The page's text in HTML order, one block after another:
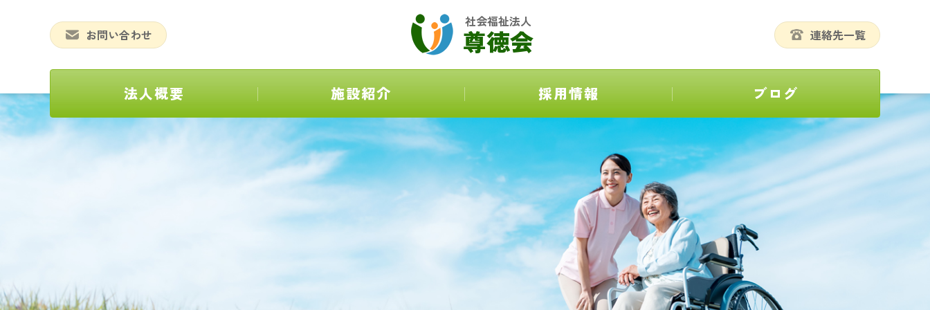
お問い合わせ
社会福祉法人
尊徳会 連絡先一覧
法人概要 施設紹介 採用情報 ブログ